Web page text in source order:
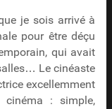
je sois arrivé à
pour être déçu
qui avait
Le cinéaste
excellemment
: simple,